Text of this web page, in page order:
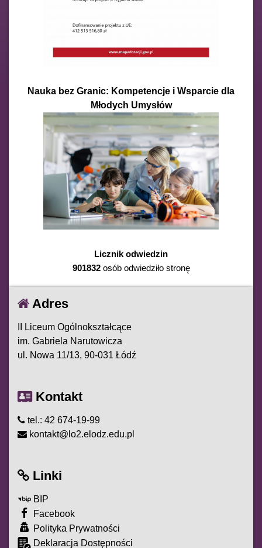
Nauka bez Granic: Kompetencje i Wsparcie dla
Młodych Umysłów
Licznik odwiedzin
901832osób odwiedziło stronę
Adres
II Liceum Ogólnokształcące
im. Gabriela Narutowicza
ul. Nowa 11/13, 90-031 Łódź
Kontakt
tel.: 42 674-19-99
kontakt@lo2.elodz.edu.pl
Linki
BIP
Facebook
Polityka Prywatności
Deklaracja Dostępności